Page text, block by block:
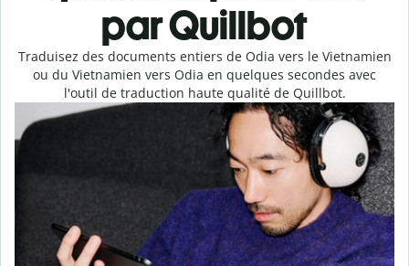
par Quillbot
Traduisez des documents entiers de Odia vers le Vietnamien
ou du Vietnamien vers Odia en quelques secondes avec
l'outil de traduction haute qualité de Quillbot.